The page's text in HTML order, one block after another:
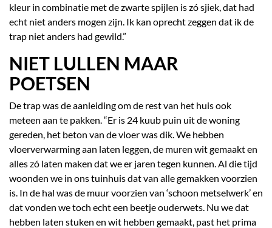
kleur in combinatie met de zwarte spijlen is zó sjiek, dat had
echt niet anders mogen zijn. Ik kan oprecht zeggen dat ik de
trap niet anders had gewild.”
NIET LULLEN MAAR
POETSEN
De trap was de aanleiding om de rest van het huis ook
meteen aan te pakken. “Er is 24 kuub puin uit de woning
gereden, het beton van de vloer was dik. We hebben
vloerverwarming aan laten leggen, de muren wit gemaakt en
alles zó laten maken dat we er jaren tegen kunnen. Al die tijd
woonden we in ons tuinhuis dat van alle gemakken voorzien
is. In de hal was de muur voorzien van ‘schoon metselwerk’ en
dat vonden we toch echt een beetje ouderwets. Nu we dat
hebben laten stuken en wit hebben gemaakt, past het prima